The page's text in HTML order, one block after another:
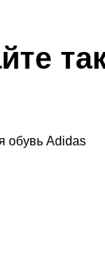
обувь Adidas